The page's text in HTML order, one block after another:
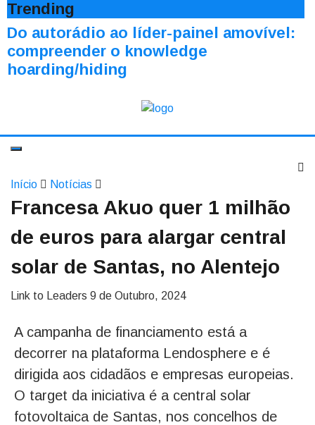
Trending
Do autorádio ao líder-painel amovível:
compreender o knowledge
hoarding/hiding
Início Notícias
Francesa Akuo quer 1 milhão
de euros para alargar central
solar de Santas, no Alentejo
Link to Leaders 9 de Outubro, 2024
A campanha de financiamento está a
decorrer na plataforma Lendosphere e é
dirigida aos cidadãos e empresas europeias.
O target da iniciativa é a central solar
fotovoltaica de Santas, nos concelhos de